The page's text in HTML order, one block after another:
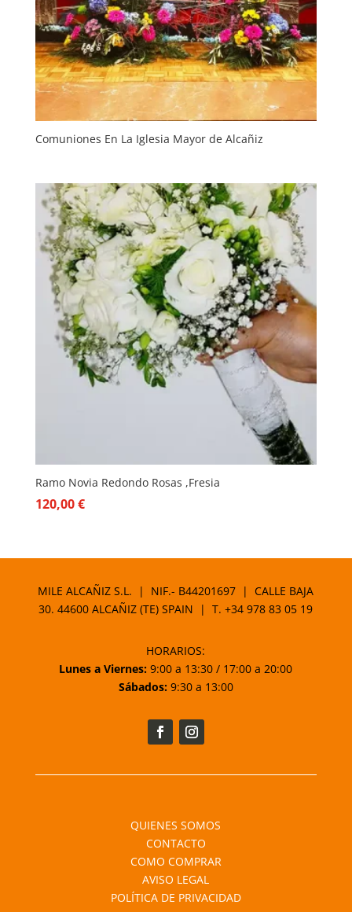
Comuniones En La Iglesia Mayor de Alcañiz
Ramo Novia Redondo Rosas ,Fresia
120,00€
MILE ALCAÑIZ S.L. | NIF.- B44201697 | CALLE BAJA
30. 44600 ALCAÑIZ (TE) SPAIN | T.+34 978 83 05 19
HORARIOS:
Lunes a Viernes: 9:00 a 13:30 / 17:00 a 20:00
Sábados:9:30 a 13:00
QUIENES SOMOS
CONTACTO
COMO COMPRAR
AVISO LEGAL
POLÍTICA DE PRIVACIDAD